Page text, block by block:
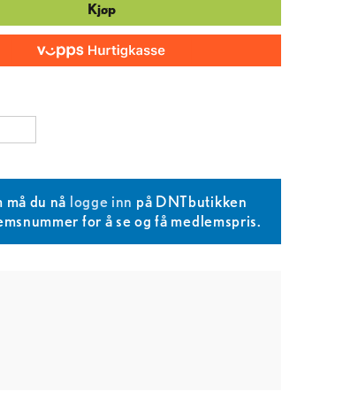
Kjøp
må du nå logge inn på DNTbutikken
for å se og få medlemspris.